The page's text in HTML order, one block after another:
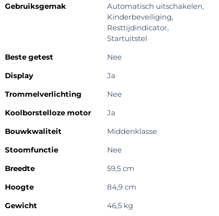
Gebruiksgemak
Automatisch uitschakelen,
Kinderbeveiliging,
Resttijdindicator,
Startuitstel
Beste getest
Nee
Display
Ja
Trommelverlichting
Nee
Koolborstelloze motor
Ja
Bouwkwaliteit
Middenklasse
Stoomfunctie
Nee
Breedte
59,5 cm
Hoogte
84,9 cm
Gewicht
46,5 kg